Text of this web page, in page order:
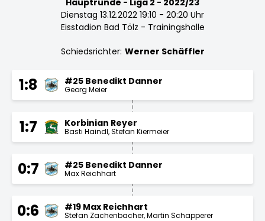
Hauptrunde - Liga 2 - 2022/23
Dienstag 13.12.2022 19:10 - 20:20 Uhr
Eisstadion Bad Tölz - Trainingshalle
Schiedsrichter: Werner Schäffler
1:8 #25 Benedikt Danner
Georg Meier
1:7 Korbinian Reyer
Basti Haindl Stefan Kiermeier
0:7 #25 Benedikt Danner
Max Reichhart
0:6 #19 Max Reichhart
Stefan Zachenbacher Martin Schapperer